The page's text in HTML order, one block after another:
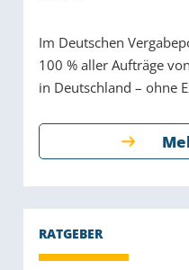
Im Deutschen
100 % aller Aufträge
in Deutschland – ohne